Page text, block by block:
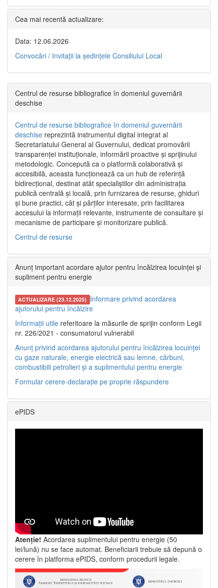
Cea mai recentă actualizare:
Data: 12.06.2026
Convocări / Invitaţii la şedinţele Consiliului Local
Centrul de resurse bibliografice în domeniul guvernării
deschise
Centrul de resurse bibliografice în domeniul guvernării
deschise reprezintă instrumentul digital integrat al
Secretariatului General al Guvernului, dedicat promovării
transparenței instituționale, informării proactive și sprijinului
metodologic. Concepută ca o platformă colaborativă și
accesibilă, aceasta funcționează ca un hub de referință
bidirecțional, destinat atât specialiștilor din administrația
publică centrală și locală, prin furnizarea de resurse, ghiduri
și bune practici, cât și părților interesate, prin facilitarea
accesului la informații relevante, instrumente de consultare și
mecanisme de participare și monitorizare publică.
Centrul de resurse
Anunț important acordare ajutor pentru încălzirea locuinței și
supliment pentru energie
ACTUALIZARE (23.12.2025) Informare privind acordarea
ajutorului pentru încălzire
Informații utile referitoare la măsurile de sprijin conform Legii
nr. 226/2021 - consumatorul vulnerabil
Anunț privind acordarea ajutorului pentru încălzirea locuinței
cu gaze naturale, energie electrică sau lemne, cărbuni,
combustibili petrolieri și a suplimentului pentru energie
Formular cerere-declarație pe proprie răspundere
ePIDS
Atenție! Acordarea suplimentului pentru energie (50
lei/lună) nu se face automat. Beneficiarii trebuie să depună o
cerere în platforma ePIDS, conform procedurii legale.